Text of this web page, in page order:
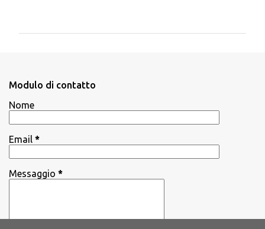
i
Modulo di contatto
Nome
Email *
Messaggio *